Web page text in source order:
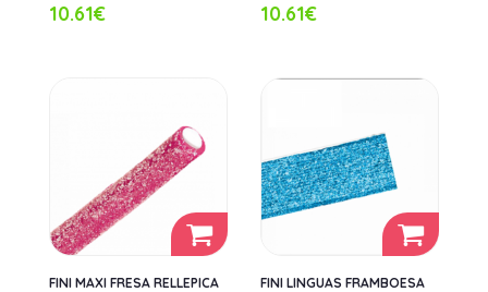
10.61€ 10.61€
FINI MAXI FRESA RELLEPICA
FINI LINGUAS FRAMBOESA